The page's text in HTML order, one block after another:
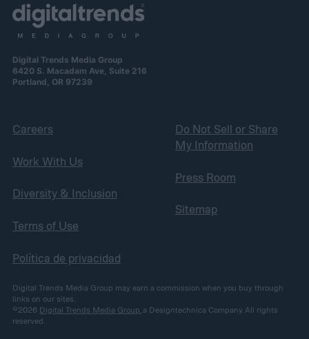
Digital Trends Media Group
6420 S. Macadam Ave, Suite 216
Portland, OR 97239
Careers
Work With Us
Diversity & Inclusion
Terms of Use
Política de privacidad
Do Not Sell or Share
My Information
Press Room
Sitemap
Digital Trends Media Group may earn a commission when you buy through
links on our sites.
©2026 Digital Trends Media Group, a Designtechnica Company. All rights
reserved.